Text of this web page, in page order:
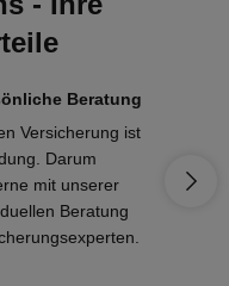
Beratung
Versicherung ist
Darum
mit unserer
Beratung